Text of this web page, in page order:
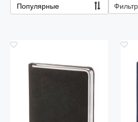
Популярные Фильтр
Ручки для гравировки
С золотым пером